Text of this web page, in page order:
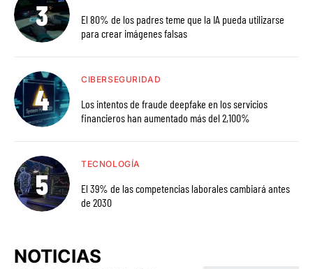
El 80% de los padres teme que la IA pueda utilizarse
para crear imágenes falsas
CIBERSEGURIDAD
Los intentos de fraude deepfake en los servicios
financieros han aumentado más del 2,100%
TECNOLOGÍA
El 39% de las competencias laborales cambiará antes
de 2030
NOTICIAS